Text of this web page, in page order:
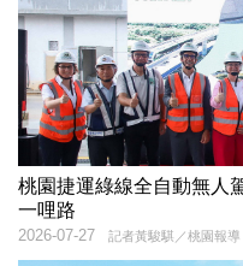
桃園捷運綠線全自動無
一哩路
記者黃駿騏／桃園報導
2026-07-27